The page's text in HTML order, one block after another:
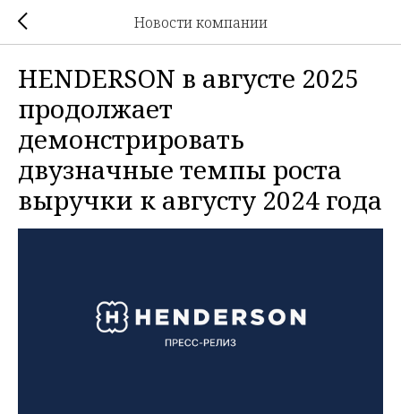
Новости компании
HENDERSON в августе 2025
продолжает
демонстрировать
двузначные темпы роста
выручки к августу 2024 года